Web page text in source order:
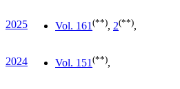
2025 Vol. 161 (**), 2(**),
2024 Vol. 151 (**),